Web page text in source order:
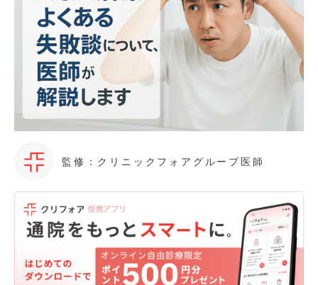
監修：クリニックフォアグループ医師